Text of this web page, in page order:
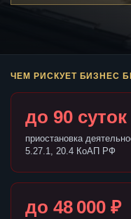
ЧЕМ РИСКУЕТ БИЗНЕС
до 90 суток
приостановка
5.27.1, 20.4 КоАП РФ
до 48 000 ₽